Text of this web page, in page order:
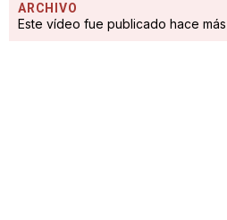
ARCHIVO
Este vídeo fue publicado hace